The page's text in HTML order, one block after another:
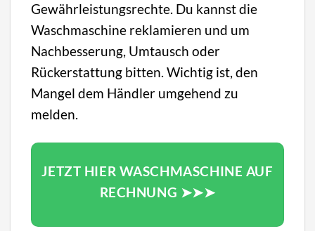
Gewährleistungsrechte. Du kannst die
Waschmaschine reklamieren und um
Nachbesserung, Umtausch oder
Rückerstattung bitten. Wichtig ist, den
Mangel dem Händler umgehend zu
melden.
JETZT HIER WASCHMASCHINE AUF
RECHNUNG ➤➤➤